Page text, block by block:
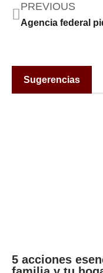
PREVIOUS
Sugerencias
5 acciones